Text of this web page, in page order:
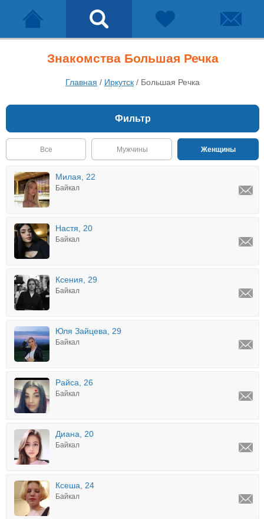
Знакомства Большая Речка
Главная / Иркутск / Большая Речка
Фильтр
Все Мужчины Женщины
Милая, 22
Байкал
Настя, 20
Байкал
Ксения, 29
Байкал
Юля Зайцева, 29
Байкал
Райса, 26
Байкал
Диана, 20
Байкал
Ксеша, 24
Байкал